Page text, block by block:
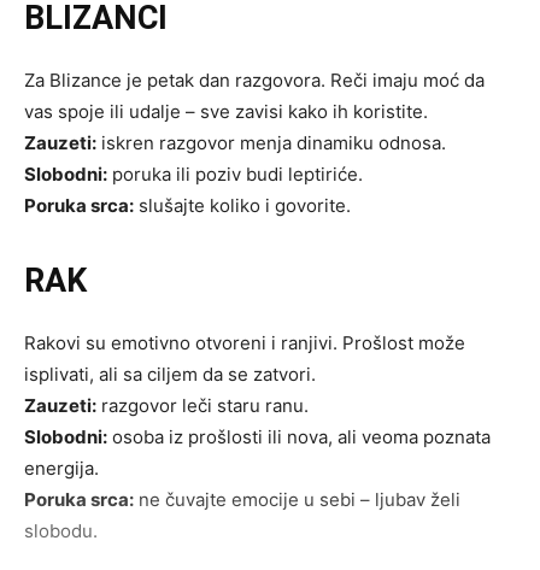
BLIZANCI
Za Blizance je petak dan razgovora. Reči imaju moć da
vas spoje ili udalje – sve zavisi kako ih koristite.
Zauzeti: iskren razgovor menja dinamiku odnosa.
Slobodni: poruka ili poziv budi leptiriće.
Poruka srca: slušajte koliko i govorite.
RAK
Rakovi su emotivno otvoreni i ranjivi. Prošlost može
isplivati, ali sa ciljem da se zatvori.
Zauzeti: razgovor leči staru ranu.
Slobodni: osoba iz prošlosti ili nova, ali veoma poznata
energija.
Poruka srca: ne čuvajte emocije u sebi – ljubav želi
slobodu.